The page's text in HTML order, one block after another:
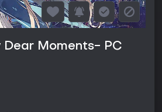
Dear Moments- PC